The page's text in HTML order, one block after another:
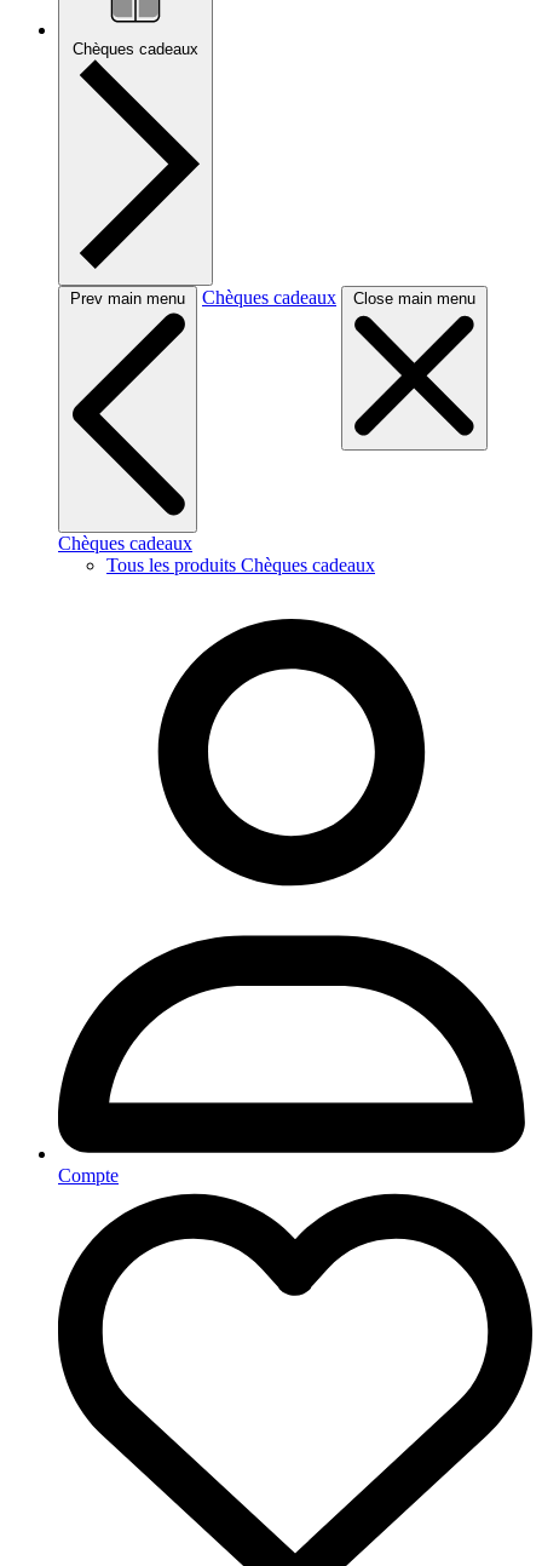
Chèques cadeaux
Prev main menu Chèques cadeaux Close main menu
Chèques cadeaux
Tous les produits Chèques cadeaux
Compte